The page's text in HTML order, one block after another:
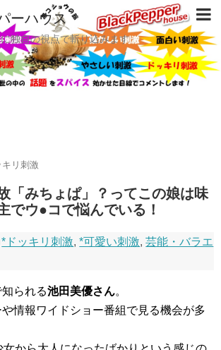
ーハウス
独自の視点で斬り込みます
キリ刺激
「みちょぱ」？ってこの娘は味
でウ●コで悩んでいる！
*ドッキリ刺激,*可愛い刺激,芸能・バラエ
られる池田美優さん。
情報ワイドショー番組で見る機会が多